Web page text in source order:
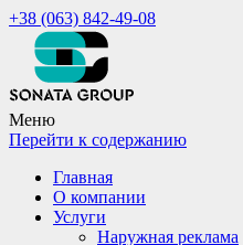
+38 (063) 842-49-08
Меню
Перейти к содержанию
Главная
О компании
Услуги
Наружная реклама